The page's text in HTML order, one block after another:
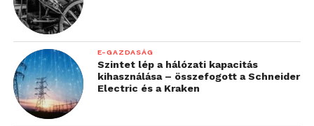
E-GAZDASÁG
Szintet lép a hálózati kapacitás
kihasználása – összefogott a Schneider
Electric és a Kraken